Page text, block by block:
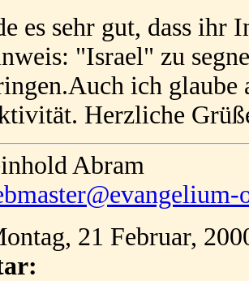
es sehr gut, dass ihr
"Israel" zu
ich glaube
Herzliche
Abram
21 Februar,